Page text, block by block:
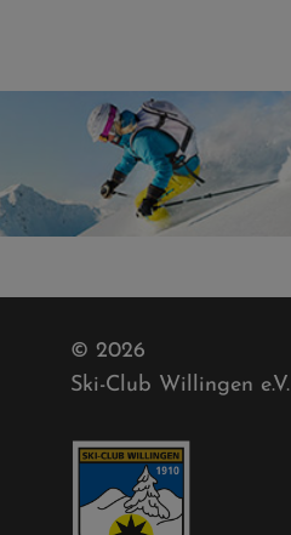
© 2026
Ski-Club Willingen e.V.